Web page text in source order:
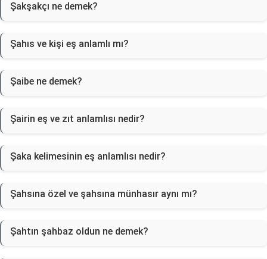
Şakşakçı ne demek?
Şahıs ve kişi eş anlamlı mı?
Şaibe ne demek?
Şairin eş ve zıt anlamlısı nedir?
Şaka kelimesinin eş anlamlısı nedir?
Şahsına özel ve şahsına münhasır aynı mı?
Şahtın şahbaz oldun ne demek?